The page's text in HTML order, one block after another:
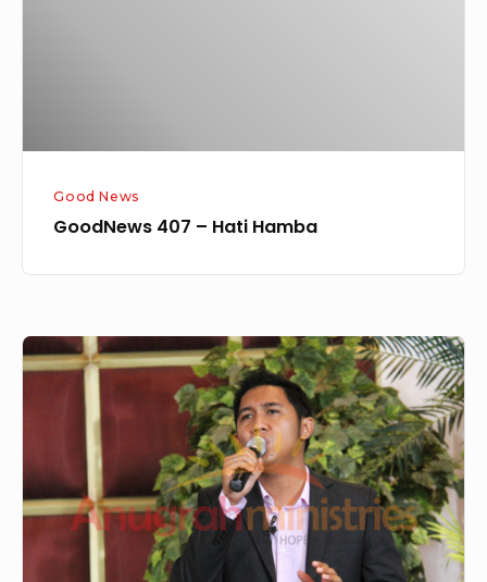
Good News
GoodNews 407 – Hati Hamba
GN